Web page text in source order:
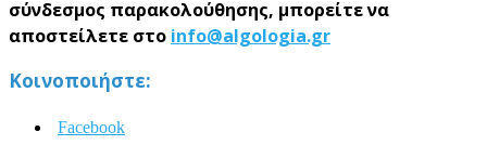
σύνδεσμος παρακολούθησης, μπορείτε να
αποστείλετε στο info@algologia.gr
Κοινοποιήστε:
Facebook